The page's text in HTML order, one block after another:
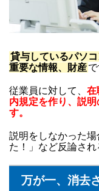
貸与しているパソ
重要な情報、財産で
従業員に対して、 在
内規定を作り、説
す。
説明をしなかった
た！」など反論され
万が一、消去